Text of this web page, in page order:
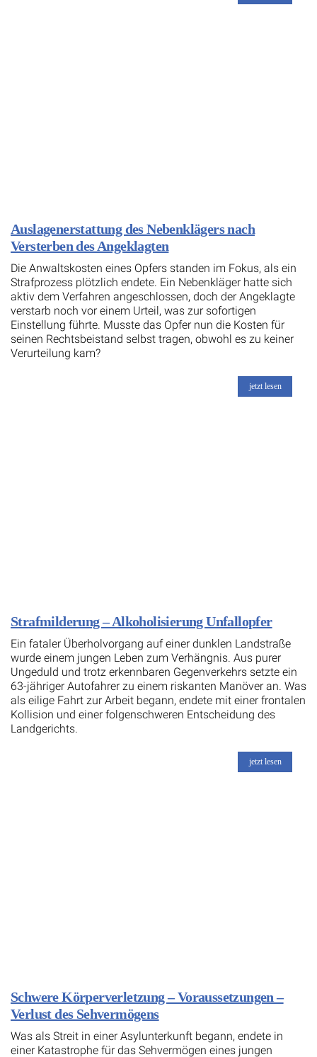
Auslagenerstattung des Nebenklägers nach
Versterben des Angeklagten
Die Anwaltskosten eines Opfers standen im Fokus, als ein
Strafprozess plötzlich endete. Ein Nebenkläger hatte sich
aktiv dem Verfahren angeschlossen, doch der Angeklagte
verstarb noch vor einem Urteil, was zur sofortigen
Einstellung führte. Musste das Opfer nun die Kosten für
seinen Rechtsbeistand selbst tragen, obwohl es zu keiner
Verurteilung kam?
jetzt lesen
Strafmilderung – Alkoholisierung Unfallopfer
Ein fataler Überholvorgang auf einer dunklen Landstraße
wurde einem jungen Leben zum Verhängnis. Aus purer
Ungeduld und trotz erkennbaren Gegenverkehrs setzte ein
63-jähriger Autofahrer zu einem riskanten Manöver an. Was
als eilige Fahrt zur Arbeit begann, endete mit einer frontalen
Kollision und einer folgenschweren Entscheidung des
Landgerichts.
jetzt lesen
Schwere Körperverletzung – Voraussetzungen –
Verlust des Sehvermögens
Was als Streit in einer Asylunterkunft begann, endete in
einer Katastrophe für das Sehvermögen eines jungen